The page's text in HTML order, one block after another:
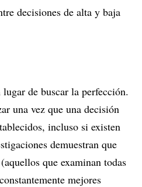
decisiones de alta y baja
de buscar la perfección.
una vez que una decisión
incluso si existen
demuestran que
que examinan todas
mejores